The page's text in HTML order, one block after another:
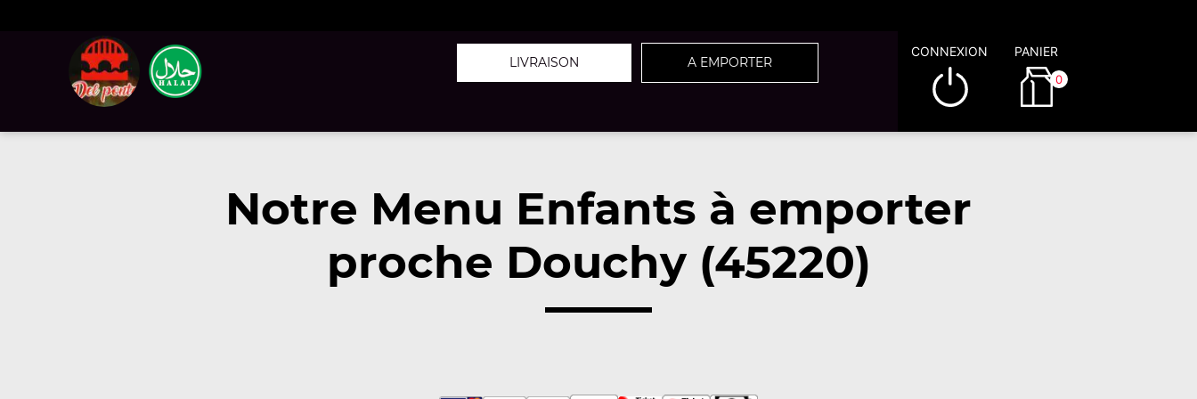
LIVRAISON A EMPORTER
CONNEXION PANIER
0
Notre Menu Enfants à emporter
proche Douchy (45220)